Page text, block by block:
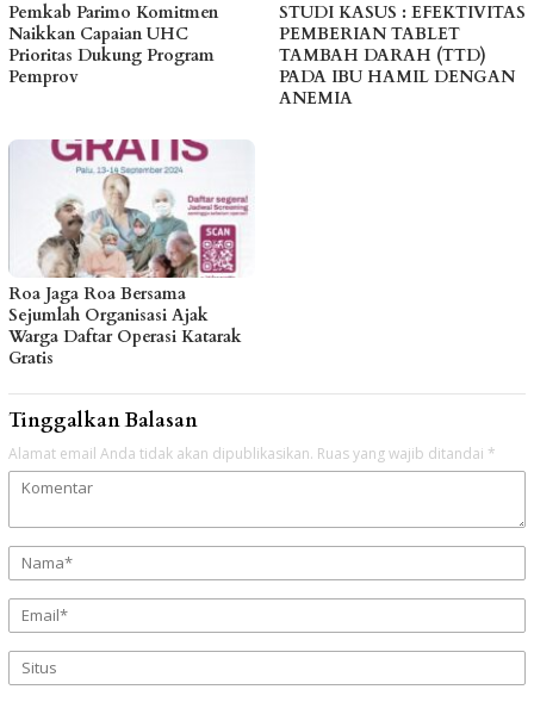
Pemkab Parimo Komitmen
Naikkan Capaian UHC
Prioritas Dukung Program
Pemprov
STUDI KASUS : EFEKTIVITAS
PEMBERIAN TABLET
TAMBAH DARAH (TTD)
PADA IBU HAMIL DENGAN
ANEMIA
Roa Jaga Roa Bersama
Sejumlah Organisasi Ajak
Warga Daftar Operasi Katarak
Gratis
Tinggalkan Balasan
Alamat email Anda tidak akan dipublikasikan. Ruas yang wajib ditandai *